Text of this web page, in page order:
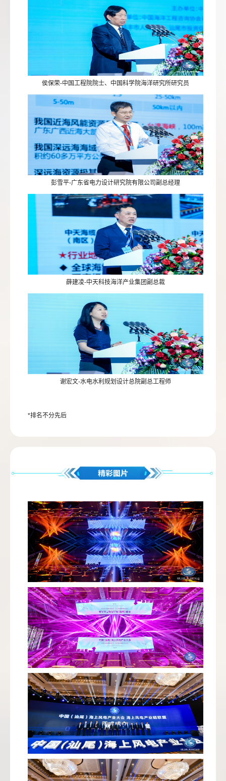
侯保荣-中国工程院院士、中国科学院海洋研究所研究员
彭雪平-广东省电力设计研究院有限公司副总经理
薛建凌-中天科技海洋产业集团副总裁
谢宏文-水电水利规划设计总院副总工程师
*排名不分先后